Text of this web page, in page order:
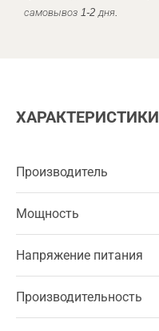
самовывоз 1-2 дня.
ХАРАКТЕРИСТИКИ
Производитель
Мощность
Напряжение питания
Производительность